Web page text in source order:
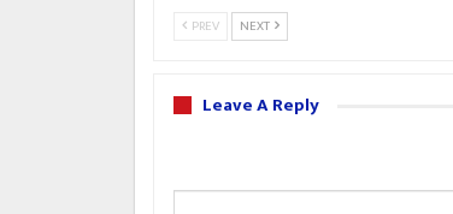
PREV NEXT
Leave A Reply